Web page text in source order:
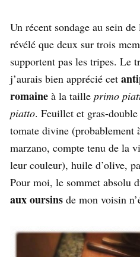
Un récent sondage au sein
révélé que deux sur trois
supportent pas les tripes. Le
j’aurais bien apprécié cet
romaine à la taille primo
piatto. Feuillet et gras-
tomate divine (probablement
marzano, compte tenu de la
leur couleur), huile d’olive,
Pour moi, le sommet absolu
aux oursins de mon voisin